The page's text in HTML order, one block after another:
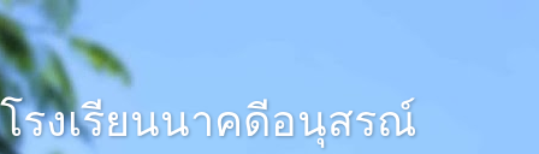
โรงเรียนนาคดีอนุสรณ์